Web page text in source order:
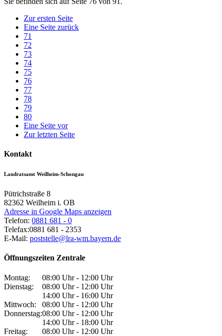
Zur ersten Seite
Eine Seite zurück
71
72
73
74
75
76
77
78
79
80
Eine Seite vor
Zur letzten Seite
Kontakt
Landratsamt Weilheim-Schongau
Pütrichstraße 8
82362 Weilheim i. OB
Adresse in Google Maps anzeigen
Telefon: 0881 681 - 0
Telefax:0881 681 - 2353
E-Mail: poststelle@lra-wm.bayern.de
Öffnungszeiten Zentrale
Montag:
08:00 Uhr - 12:00 Uhr
Dienstag:
08:00 Uhr - 12:00 Uhr
14:00 Uhr - 16:00 Uhr
Mittwoch:
08:00 Uhr - 12:00 Uhr
Donnerstag:08:00 Uhr - 12:00 Uhr
14:00 Uhr - 18:00 Uhr
Freitag:
08:00 Uhr - 12:00 Uhr